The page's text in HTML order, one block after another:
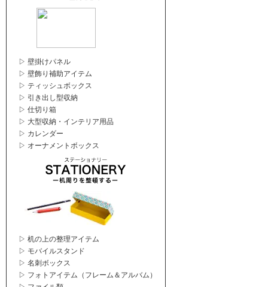
▷ 壁掛けパネル
▷ 壁飾り補助アイテム
▷ ティッシュボックス
▷ 引き出し型収納
▷ 仕切り箱
▷ 大型収納・インテリア用品
▷ カレンダー
▷ オーナメントボックス
▷ 机の上の整理アイテム
▷ モバイルスタンド
▷ 名刺ボックス
▷ フォトアイテム（フレーム＆アルバム）